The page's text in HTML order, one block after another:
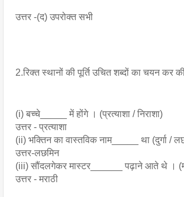
उत्तर -(द) उपरोक्त सभी
2.रिक्त स्थानों की पूर्ति उचित शब्दों का चयन कर
(i) बच्चे_____ में होंगे । (प्रत्याशा / निराशा)
उत्तर - प्रत्याशा
(ii) भक्तिन का वास्तविक नाम_____ था (दुर्गा /
उत्तर-लछमिन
(iii) सौंदलगेकर मास्टर______ पढ़ाने आते थे ।
उत्तर - मराठी